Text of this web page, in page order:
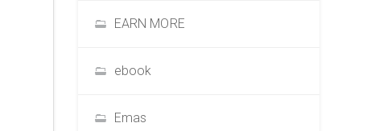
EARN MORE
ebook
Emas